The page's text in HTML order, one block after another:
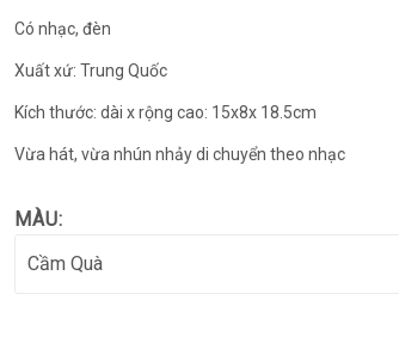
Có nhạc, đèn
Xuất xứ: Trung Quốc
Kích thước: dài x rộng cao: 15x8x 18.5cm
Vừa hát, vừa nhún nhảy di chuyển theo nhạc
MÀU: